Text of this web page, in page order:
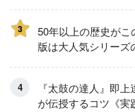
3
50年以上の歴史が
版は大人気シリーズ
『太鼓の達人』即
が伝授するコツ《実